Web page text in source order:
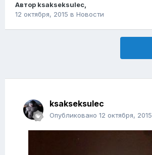
Автор ksakseksulec,
12 октября, 2015 в Новости
ksakseksulec
Опубликовано 12 октября, 2015